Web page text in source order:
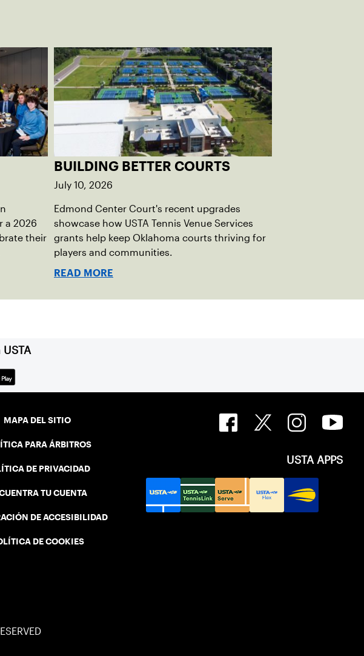
a 2026
their
BUILDING BETTER COURTS
July 10, 2026
Edmond Center Court's recent upgrades
showcase how USTA Tennis Venue Services
grants help keep Oklahoma courts thriving for
players and communities.
READ MORE
MAPA DEL SITIO
PARA ÁRBITROS
DE PRIVACIDAD
TU CUENTA
DE ACCESIBILIDAD
DE COOKIES
USTA APPS